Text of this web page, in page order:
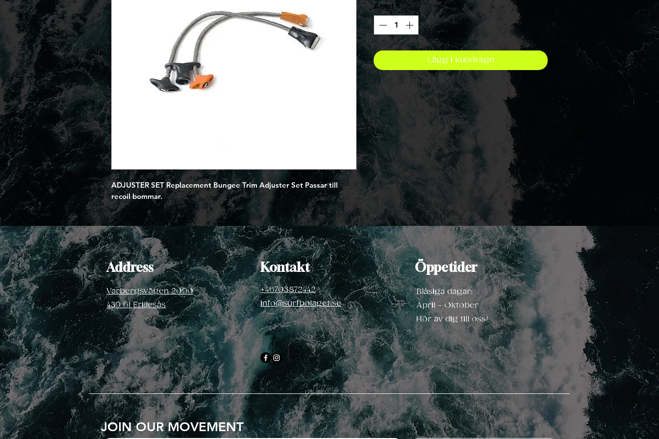
ADJUSTER SET Replacement Bungee Trim Adjuster Set Passar till
recoil bommar.
Antal *
Lägg i kundvagn
Address
Varbergsvägen 2090
439 61 Frillesås
Kontakt
+46703872442
info@surfbolaget.se
Öppetider
Blåsiga dagar:
April - Oktober
Hörav dig till oss!
JOIN OUR MOVEMENT